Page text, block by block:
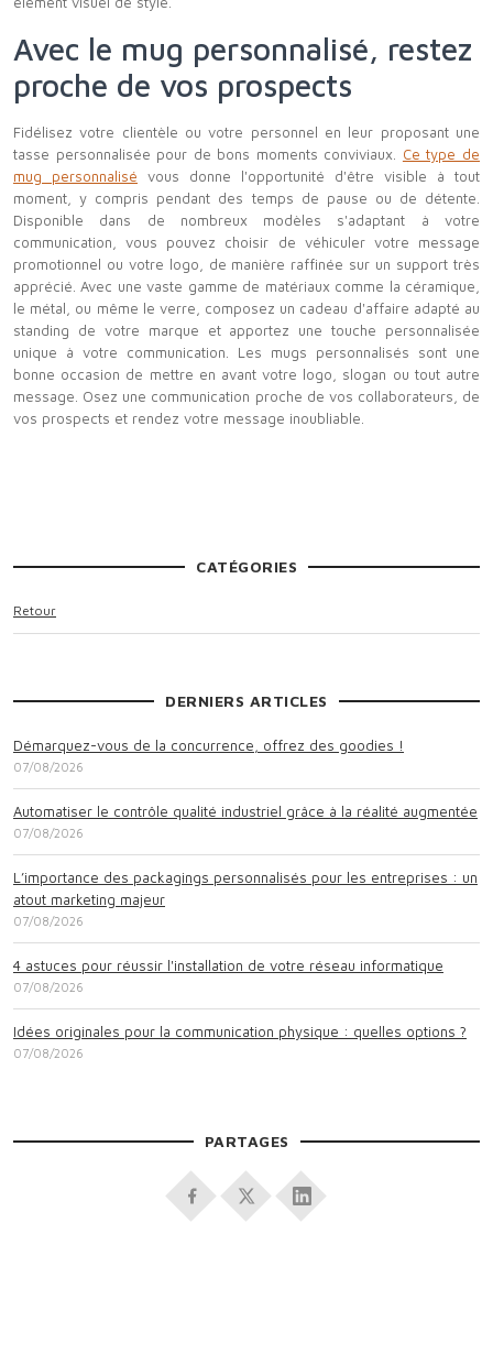
Avec le mug personnalisé, restez
proche de vos prospects
Fidélisez votre clientèle ou votre personnel en leur proposant une
tasse personnalisée pour de bons moments conviviaux. Ce type de
mug personnalisé vous donne l'opportunité d'être visible à tout
moment, y compris pendant des temps de pause ou de détente.
Disponible dans de nombreux modèles s'adaptant à votre
communication, vous pouvez choisir de véhiculer votre message
promotionnel ou votre logo, de manière raffinée sur un support très
apprécié. Avec une vaste gamme de matériaux comme la céramique,
le métal, ou même le verre, composez un cadeau d'affaire adapté au
standing de votre marque et apportez une touche personnalisée
unique à votre communication. Les mugs personnalisés sont une
bonne occasion de mettre en avant votre logo, slogan ou tout autre
message. Osez une communication proche de vos collaborateurs, de
vos prospects et rendez votre message inoubliable.
CATÉGORIES
Retour
DERNIERS ARTICLES
Démarquez-vous de la concurrence, offrez des goodies !
07/08/2026
Automatiser le contrôle qualité industriel grâce à la réalité augmentée
07/08/2026
L’importance des packagings personnalisés pour les entreprises : un
atout marketing majeur
07/08/2026
4 astuces pour réussir l'installation de votre réseau informatique
07/08/2026
Idées originales pour la communication physique : quelles options ?
07/08/2026
PARTAGES